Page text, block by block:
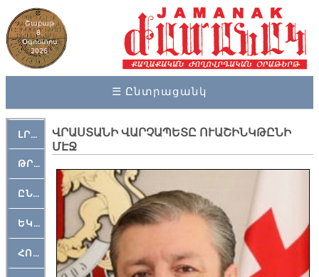
Շաբաթ
8,
Օգոստոս
2026
☰ Ընտրացանկ
ԼՐԱՀՈՍ
ԹՐՔԱՀԱՅ ԿԵԱՆՔ
ԸՆԿԵՐԱՄՇԱԿՈՒԹԱՅԻՆ
ԵԿԵՂԵՑԱԿԱՆ
ՀՈԳԵՄՏԱՒՈՐ
ՎՐԱՍՏԱՆԻ ՎԱՐՉԱՊԵՏԸ ՈՒԱՇԻՆԿԹԸՆԻ
ՄԷՋ